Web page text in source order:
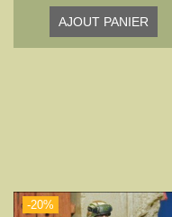
AJOUT PANIER
-20%